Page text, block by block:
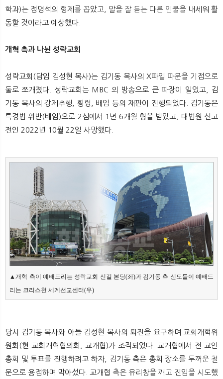
학과)는 정명석의 형제를 꼽았고, 말을 잘 듣는 다른 인물을 내세워 활
동할 것이라고 예상했다.
개혁 측과 나뉜 성락교회
성락교회(담임 김성현 목사)는 김기동 목사의 X파일 파문을 기점으로
둘로 쪼개졌다. 성락교회는 MBC 의 방송으로 큰 파장이 일었고, 김
기동 목사의 강제추행, 횡령, 배임 등의 재판이 진행되었다. 김기동은
특경법 위반(배임)으로 2심에서 1년 6개월 형을 받았고, 대법원 선고
전인 2022년 10월 22일 사망했다.
▲개혁 측이 예배드리는 성락교회 신길 본당(좌)과 김기동 측 신도들이 예배드
리는 크리스천 세계선교센터(우)
당시 김기동 목사와 아들 김성현 목사의 퇴진을 요구하며 교회개혁위
원회(현 교회개혁협의회, 교개협)가 조직되었다. 교개협에서 전 교인
총회 및 투표를 진행하려고 하자, 김기동 측은 총회 장소를 두꺼운 철
문으로 용접하며 막아섰다. 교개협 측은 유리창을 깨고 진입을 시도했